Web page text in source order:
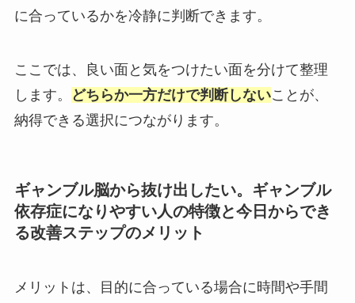
に合っているかを冷静に判断できます。
ここでは、良い面と気をつけたい面を分けて整理
します。
どちらか一方だけで判断しないことが、
納得できる選択につながります。
ギャンブル脳から抜け出したい。ギャンブル
依存症になりやすい人の特徴と今日からでき
る改善ステップのメリット
メリットは、目的に合っている場合に時間や手間